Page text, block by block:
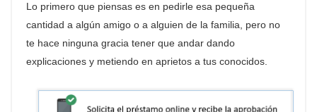
Lo primero que piensas es en pedirle esa pequeña
cantidad a algún amigo o a alguien de la familia, pero no
te hace ninguna gracia tener que andar dando
explicaciones y metiendo en aprietos a tus conocidos.